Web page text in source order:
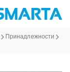
Принадлежности